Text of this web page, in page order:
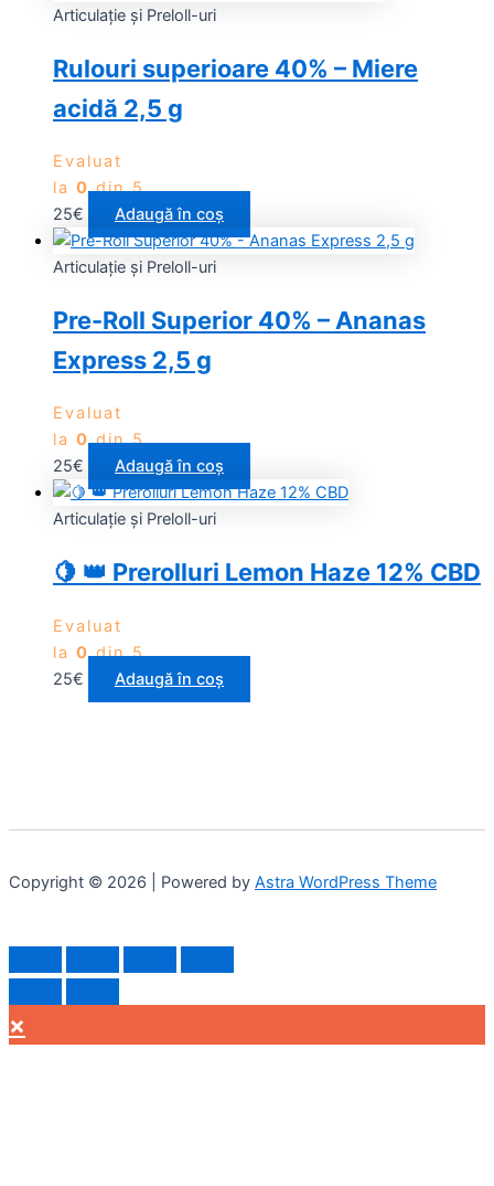
Articulație și Preloll-uri
Rulouri superioare 40% – Miere
acidă 2,5 g
Evaluat
la 0din 5
25€ Adaugă în coș
Articulație și Preloll-uri
Pre-Roll Superior 40% – Ananas
Express 2,5 g
Evaluat
la 0din 5
25€ Adaugă în coș
Articulație și Preloll-uri
🍋 👑 Prerolluri Lemon Haze 12% CBD
Evaluat
la 0din 5
25€ Adaugă în coș
Copyright © 2026 | Powered by Astra WordPress Theme
×